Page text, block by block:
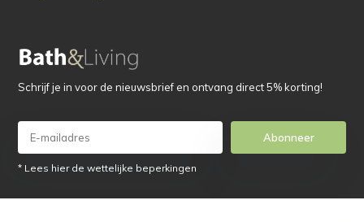
Schrijf je in voor de nieuwsbrief en ontvang direct 5% korting!
Abonneer
* Lees hier de wettelijke beperkingen